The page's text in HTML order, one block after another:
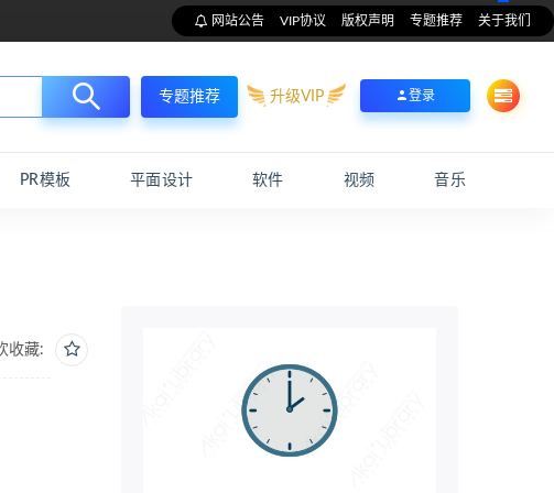
网站公告 VIP协议 版权声明 专题推荐 关于我们
专题推荐 升级VIP 登录
PR模板 平面设计 软件 视频 音乐
收藏: